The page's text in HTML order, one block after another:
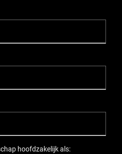
hoofdzakelijk als: